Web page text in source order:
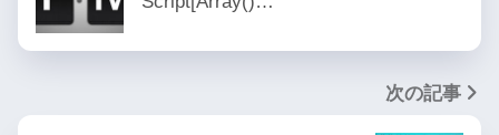
次の記事